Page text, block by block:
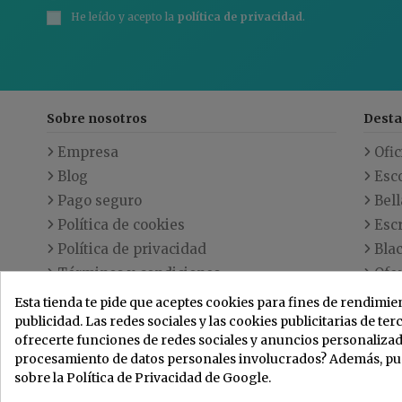
He leído y acepto la política de privacidad.
Sobre nosotros
Empresa
Blog
Pago seguro
Política de cookies
Política de privacidad
Términos y condiciones
Envío
Contacte con nosotros
Los
Esta tienda te pide que aceptes cookies para fines de
publicidad. Las redes sociales y las cookies publicitarias de
ofrecerte funciones de redes sociales y anuncios
procesamiento de datos personales involucrados? Además,
sobre la Política de Privacidad de Google.